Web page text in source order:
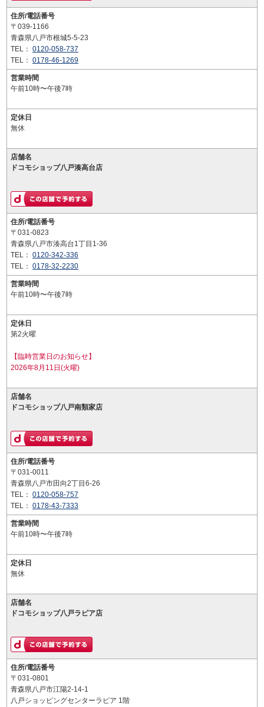
住所/電話番号
〒039-1166
青森県八戸市根城5-5-23
TEL： 0120-058-737
TEL： 0178-46-1269
営業時間
午前10時〜午後7時
定休日
無休
店舗名
ドコモショップ八戸湊高台店
住所/電話番号
〒031-0823
青森県八戸市湊高台1丁目1-36
TEL： 0120-342-336
TEL： 0178-32-2230
営業時間
午前10時〜午後7時
定休日
第2火曜
【臨時営業日のお知らせ】
2026年8月11日(火曜)
店舗名
ドコモショップ八戸南類家店
住所/電話番号
〒031-0011
青森県八戸市田向2丁目6-26
TEL： 0120-058-757
TEL： 0178-43-7333
営業時間
午前10時〜午後7時
定休日
無休
店舗名
ドコモショップ八戸ラピア店
住所/電話番号
〒031-0801
青森県八戸市江陽2-14-1
八戸ショッピングセンターラピア 1階